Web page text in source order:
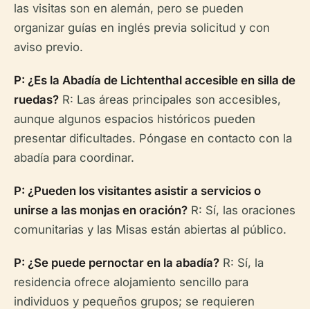
las visitas son en alemán, pero se pueden
organizar guías en inglés previa solicitud y con
aviso previo.
P: ¿Es la Abadía de Lichtenthal accesible en silla de
ruedas? R: Las áreas principales son accesibles,
aunque algunos espacios históricos pueden
presentar dificultades. Póngase en contacto con la
abadía para coordinar.
P: ¿Pueden los visitantes asistir a servicios o
unirse a las monjas en oración? R: Sí, las oraciones
comunitarias y las Misas están abiertas al público.
P: ¿Se puede pernoctar en la abadía? R: Sí, la
residencia ofrece alojamiento sencillo para
individuos y pequeños grupos; se requieren